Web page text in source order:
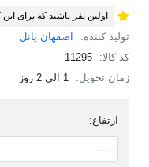
اولین نفر باشید که برای
تولید کننده:
اصفهان پانل
کد کالا:
11295
زمان تحویل:
1 الی 2 روز
ارتفاع: